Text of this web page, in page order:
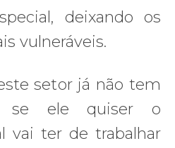
deixando os
vulneráveis.
setor já não tem
se ele quiser o
vai ter de trabalhar